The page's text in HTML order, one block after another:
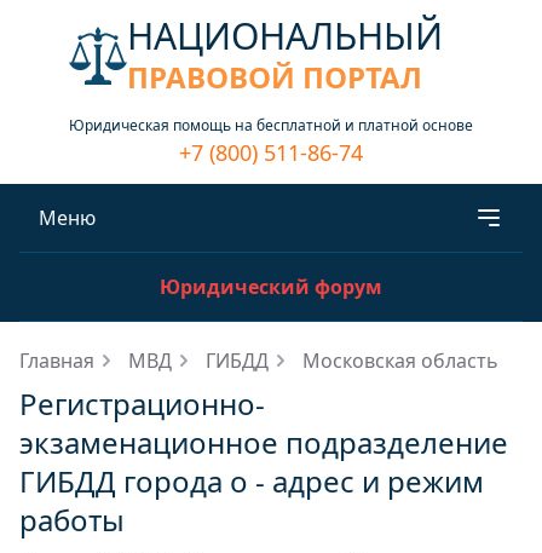
НАЦИОНАЛЬНЫЙ
ПРАВОВОЙ ПОРТАЛ
Юридическая помощь на бесплатной и платной основе
+7 (800) 511-86-74
Меню
Юридический форум
Главная МВД ГИБДД Московская область
Регистрационно-
экзаменационное подразделение
ГИБДД города о - адрес и режим
работы